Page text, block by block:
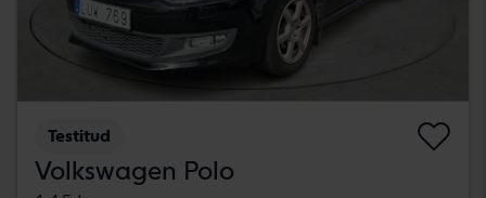
Testitud
Volkswagen Polo